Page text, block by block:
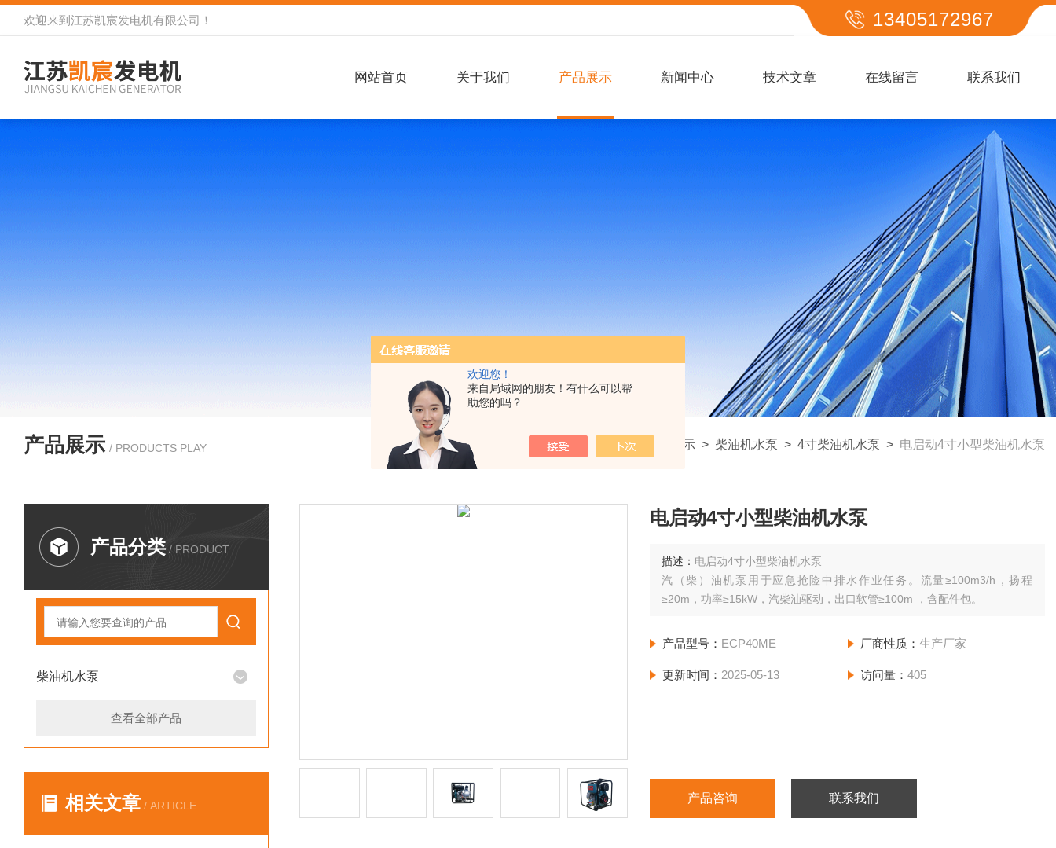
欢迎您！
来自局域网的朋友！有什么可以帮
助您的吗？
欢迎来到 江苏凯宸发电机有限公司 ！ 13405172967
网站首页 关于我们 产品展示 新闻中心 技术文章 在线留言 联系我们
产品展示 / PRODUCTS PLAY 我的位置： 首页> 产品展示 > 柴油机水泵 > 4寸柴油机水泵 > 电启动4寸小型柴油机水泵
产品分类 / PRODUCT
柴油机水泵
查看全部产品
相关文章 / ARTICLE
电启动4寸小型柴油机水泵
描述： 电启动4寸小型柴油机水泵
汽（柴）油机泵用于应急抢险中排水作业任务。流量≥100m3/h，扬程
≥20m，功率≥15kW，汽柴油驱动，出口软管≥100m ，含配件包。
产品型号： ECP40ME 厂商性质： 生产厂家
更新时间： 2025-05-13 访问量： 405
产品咨询 联系我们